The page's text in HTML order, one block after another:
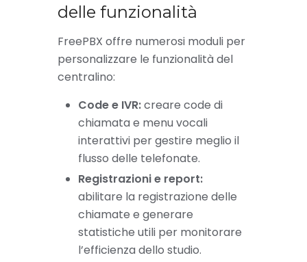
delle funzionalità
FreePBX offre numerosi moduli per
personalizzare le funzionalità del
centralino:
Code e IVR:creare code di
chiamata e menu vocali
interattivi per gestire meglio il
flusso delle telefonate.
Registrazioni e report:
abilitare la registrazione delle
chiamate e generare
statistiche utili per monitorare
l’efficienza dello studio.